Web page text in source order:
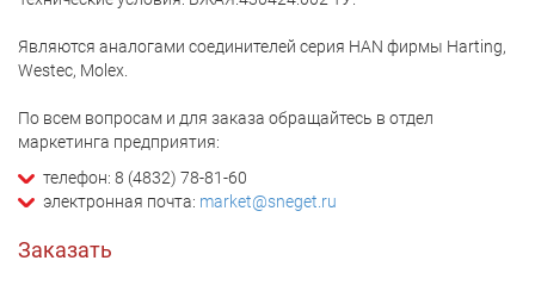
Являются аналогами соединителей серия HAN фирмы Harting,
Westec, Molex.
По всем вопросам и для заказа обращайтесь в отдел
маркетинга предприятия:
телефон: 8 (4832) 78-81-60
электронная почта: market@sneget.ru
Заказать